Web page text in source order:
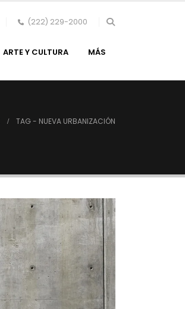
(222) 229-2000
ARTE Y CULTURA MÁS
TAG - NUEVA URBANIZACIÓN